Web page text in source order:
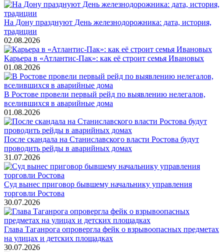
На Дону празднуют День железнодорожника: дата, история,
традиции
02.08.2026
Карьера в «Атлантис-Пак»: как её строит семья Ивановых
01.08.2026
В Ростове провели первый рейд по выявлению нелегалов,
вселившихся в аварийные дома
01.08.2026
После скандала на Станиславского власти Ростова будут
проводить рейды в аварийных домах
31.07.2026
Суд вынес приговор бывшему начальнику управления
торговли Ростова
30.07.2026
Глава Таганрога опровергла фейк о взрывоопасных предметах
на улицах и детских площадках
30.07.2026